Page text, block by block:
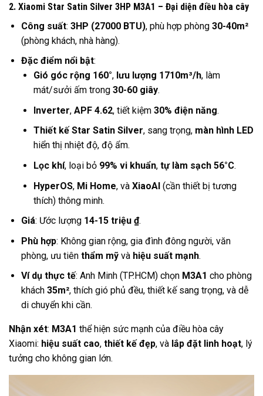
2. Xiaomi Star Satin Silver 3HP M3A1 – Đại diện điều hòa cây
Công suất: 3HP (27000 BTU), phù hợp phòng 30-40m²
(phòng khách, nhà hàng).
Đặc điểm nổi bật:
Gió góc rộng 160°, lưu lượng 1710m³/h, làm
mát/sưởi ấm trong 30-60 giây.
Inverter, APF 4.62, tiết kiệm 30% điện năng.
Thiết kế Star Satin Silver, sang trọng, màn hình LED
hiển thị nhiệt độ, độ ẩm.
Lọc khí, loại bỏ 99% vi khuẩn, tự làm sạch 56°C.
HyperOS, Mi Home, và XiaoAI(cần thiết bị tương
thích) thông minh.
Giá: Ước lượng 14-15 triệu ₫.
Phù hợp: Không gian rộng, gia đình đông người, văn
phòng, ưu tiên thẩm mỹvà hiệu suất mạnh.
Ví dụ thực tế: Anh Minh (TP.HCM) chọn M3A1 cho phòng
khách 35m², thích gió phủ đều, thiết kế sang trọng, và dễ
di chuyển khi cần.
Nhận xét: M3A1 thể hiện sức mạnh của điều hòa cây
Xiaomi: hiệu suất cao, thiết kế đẹp, và lắp đặt linh hoạt, lý
tưởng cho không gian lớn.